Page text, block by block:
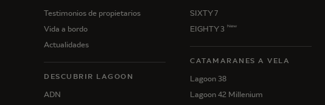
Testimonios de propietarios
Vida a bordo
Actualidades
DESCUBRIR LAGOON
ADN
SIXTY 7
EIGHTY 3 New
CATAMARANES A VELA
Lagoon 38
Lagoon 42 Millenium